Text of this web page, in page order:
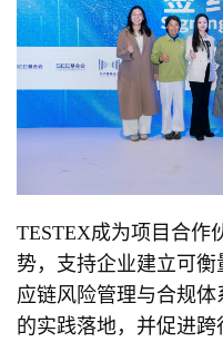
TESTEX成为项目合作
势，支持企业建立可
应链风险管理与合规
的实践落地，并促进